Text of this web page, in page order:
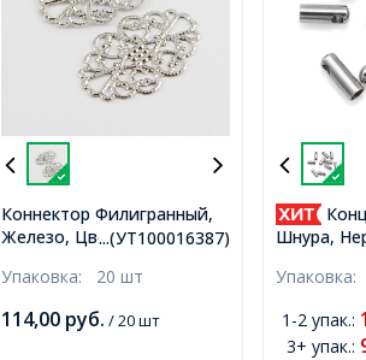
...(УТ100016387)
Коннектор Филигранный,
Железо, Цвет: Платина,
Отверстие 6x3.5мм,
(УТ100016387)
Упаковка: 20 шт
114,00 руб. / 20 шт
Шнура,
Упаковка:
1-2 упак.:
3+ упак.: